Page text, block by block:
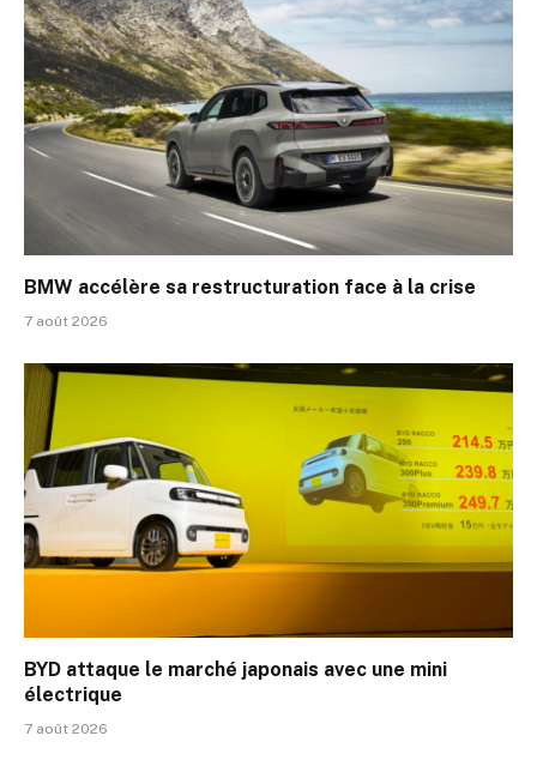
BMW accélère sa restructuration face à la crise
7 août 2026
BYD attaque le marché japonais avec une mini
électrique
7 août 2026